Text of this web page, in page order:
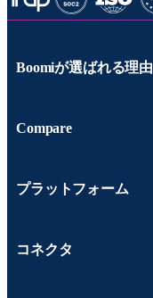
Boomiが選ばれる理由
Compare
プラットフォーム
コネクタ